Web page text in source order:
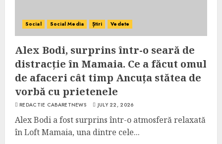
Social Social Media Știri Vedete
Alex Bodi, surprins într-o seară de
distracție în Mamaia. Ce a făcut omul
de afaceri cât timp Ancuța stătea de
vorbă cu prietenele
REDACTIE CABARETNEWS JULY 22, 2026
Alex Bodi a fost surprins într-o atmosferă relaxată
în Loft Mamaia, una dintre cele...